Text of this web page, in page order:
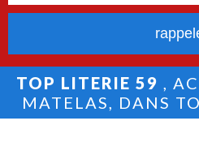
TOP LITERIE 59 ,
MATELAS, DANS